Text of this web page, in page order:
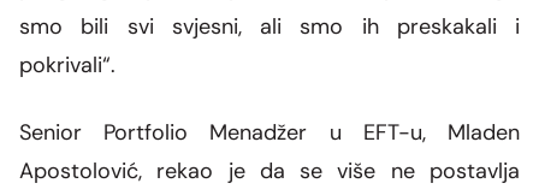
smo bili svi svjesni, ali smo ih preskakali i
pokrivali“.
Senior Portfolio Menadžer u EFT-u, Mladen
Apostolović, rekao je da se više ne postavlja